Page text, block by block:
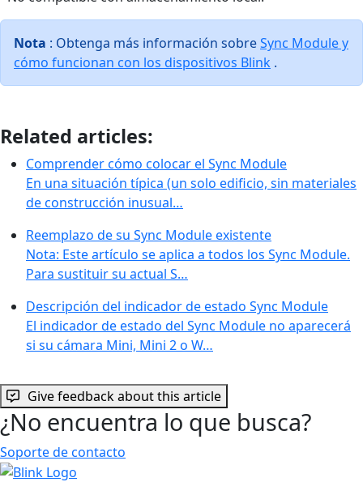
Nota : Obtenga más información sobreSync Module y
cómo funcionan con los dispositivos Blink .
Related articles:
Comprender cómo colocar el Sync Module
En una situación típica (un solo edificio, sin materiales
de construcción inusual…
Reemplazo de su Sync Module existente
Nota: Este artículo se aplica a todos los Sync Module.
Para sustituir su actual S…
Descripción del indicador de estado Sync Module
El indicador de estado del Sync Module no aparecerá
si su cámara Mini, Mini 2 o W…
Give feedback about this article
¿No encuentra lo que busca?
Soporte de contacto